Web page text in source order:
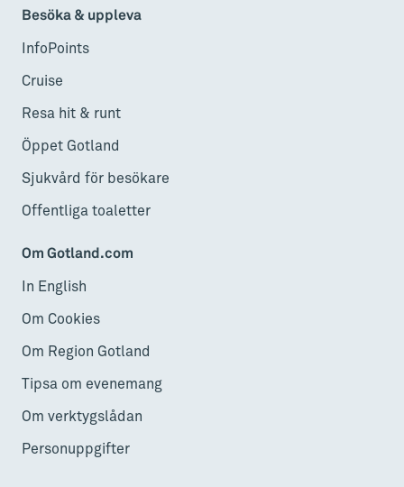
Besöka & uppleva
InfoPoints
Cruise
Resa hit & runt
Öppet Gotland
Sjukvård för besökare
Offentliga toaletter
Om Gotland.com
In English
Om Cookies
Om Region Gotland
Tipsa om evenemang
Om verktygslådan
Personuppgifter